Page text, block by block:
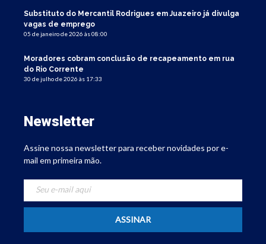
Substituto do Mercantil Rodrigues em Juazeiro já divulga
vagas de emprego
05 de janeiro de 2026 às 08:00
Moradores cobram conclusão de recapeamento em rua
do Rio Corrente
30 de julho de 2026 às 17:33
Newsletter
Assine nossa newsletter para receber novidades por e-
mail em primeira mão.